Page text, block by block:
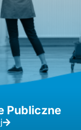
Publiczne